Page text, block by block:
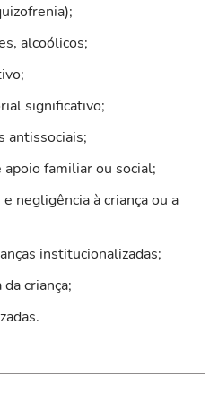
alcoólicos;
significativo;
antissociais;
familiar ou social;
negligência à criança ou a
institucionalizadas;
criança;